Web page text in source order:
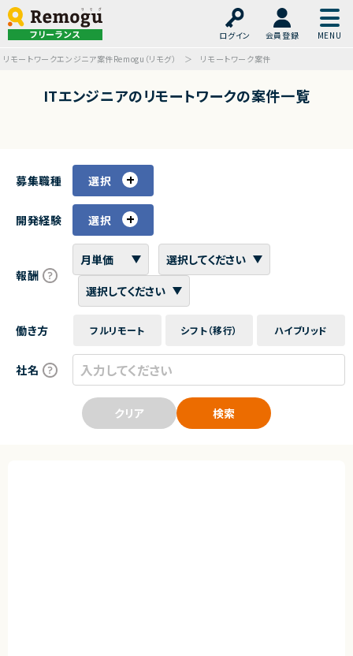
フリーランス ログイン
会員登録
リモートワークエンジニア案件Remogu（リモグ）
リモートワーク案件
ITエンジニアのリモートワークの案件一覧
募集職種 選択
開発経験 選択
報酬
働き方 フルリモート シフト（移行） ハイブリッド
社名
クリア 検索